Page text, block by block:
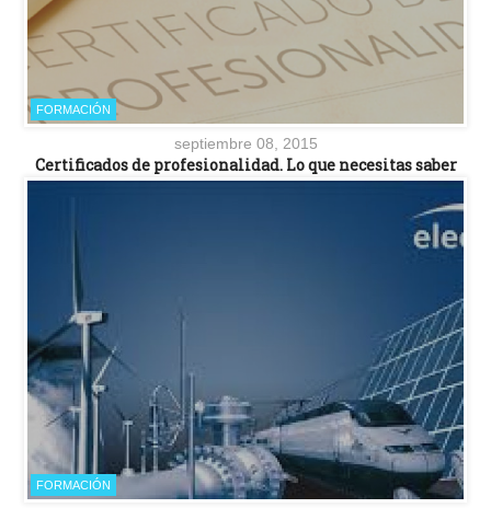
FORMACIÓN
septiembre 08, 2015
Certificados de profesionalidad. Lo que necesitas saber
FORMACIÓN